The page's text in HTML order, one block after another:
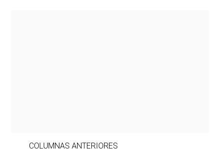
COLUMNAS ANTERIORES